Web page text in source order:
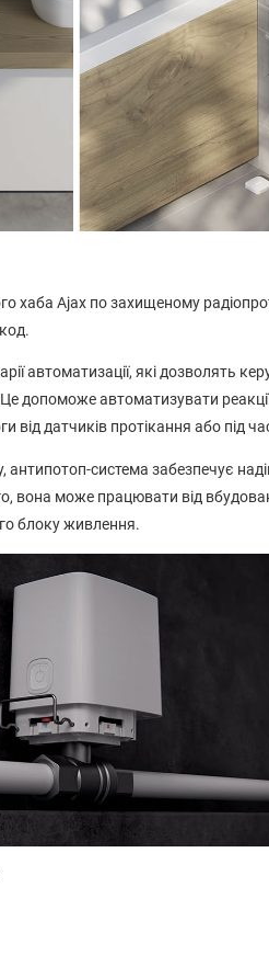
хаба Ajax по захищеному
автоматизації, які дозволять
допоможе автоматизувати
від датчиків протікання або під
антипотоп-система забезпечує
вона може працювати від
блоку живлення.